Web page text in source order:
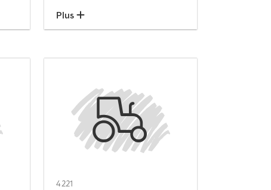
Plus
4 221